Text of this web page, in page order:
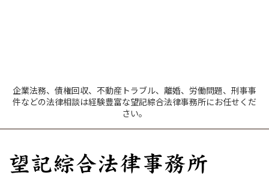
企業法務、債権回収、不動産トラブル、離婚、労働問題、刑事事
件などの法律相談は経験豊富な望記綜合法律事務所にお任せくだ
さい。